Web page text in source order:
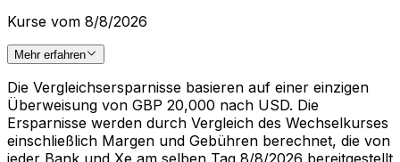
Kurse vom 8/8/2026
Mehr erfahren
Die Vergleichsersparnisse basieren auf einer einzigen
Überweisung von GBP 20,000 nach USD. Die
Ersparnisse werden durch Vergleich des Wechselkurses
einschließlich Margen und Gebühren berechnet, die von